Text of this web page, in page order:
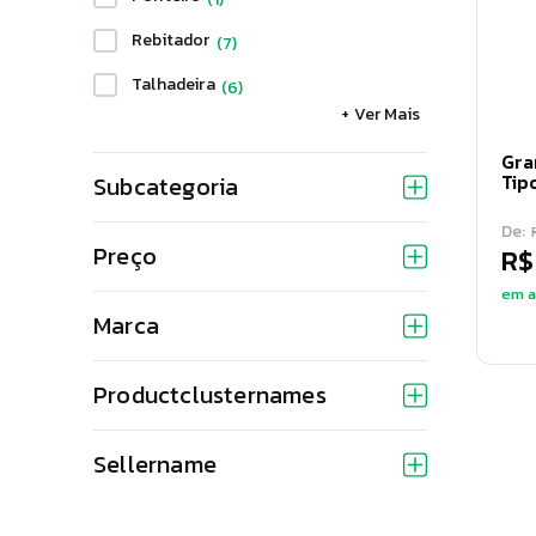
Rebitador (7)
Talhadeira (6)
+ Ver Mais
Subcategoria
Preço
Marca
Productclusternames
Sellername
De:
em